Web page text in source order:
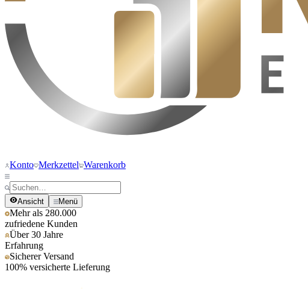
Konto Merkzettel Warenkorb
Ansicht Menü
Mehr als 280.000
zufriedene Kunden
Über 30 Jahre
Erfahrung
Sicherer Versand
100% versicherte Lieferung